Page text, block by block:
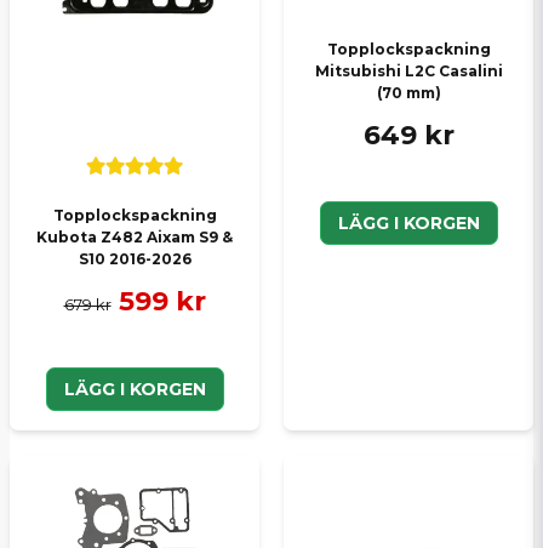
Topplockspackning
Kubota Z482 Aixam S9 &
S10 2016-2026
679 kr 599 kr
LÄGG I KORGEN
Topplockspackning
Mitsubishi L2C Casalini
(70 mm)
649 kr
LÄGG I KORGEN